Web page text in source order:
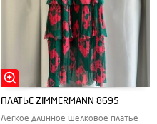
ПЛАТЬЕ ZIMMERMANN 8695
Лёгкое длинное шёлковое платье